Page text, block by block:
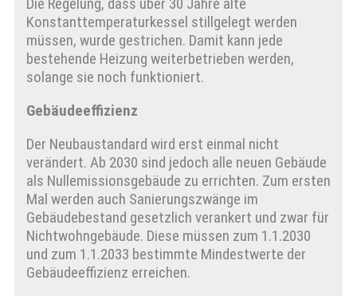
Die Regelung, dass über 30 Jahre alte
Konstanttemperaturkessel stillgelegt werden
müssen, wurde gestrichen. Damit kann jede
bestehende Heizung weiterbetrieben werden,
solange sie noch funktioniert.
Gebäudeeffizienz
Der Neubaustandard wird erst einmal nicht
verändert. Ab 2030 sind jedoch alle neuen Gebäude
als Nullemissionsgebäude zu errichten. Zum ersten
Mal werden auch Sanierungszwänge im
Gebäudebestand gesetzlich verankert und zwar für
Nichtwohngebäude. Diese müssen zum 1.1.2030
und zum 1.1.2033 bestimmte Mindestwerte der
Gebäudeeffizienz erreichen.